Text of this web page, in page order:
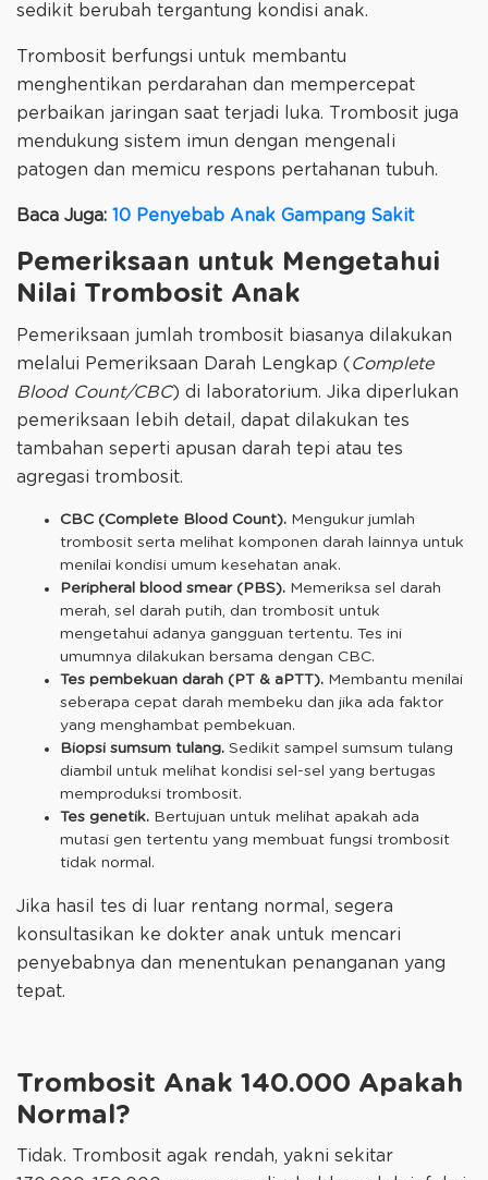
sedikit berubah tergantung kondisi anak.
Trombosit berfungsi untuk membantu
menghentikan perdarahan dan mempercepat
perbaikan jaringan saat terjadi luka. Trombosit juga
mendukung sistem imun dengan mengenali
patogen dan memicu respons pertahanan tubuh.
Baca Juga: 10 Penyebab Anak Gampang Sakit
Pemeriksaan untuk Mengetahui
Nilai Trombosit Anak
Pemeriksaan jumlah trombosit biasanya dilakukan
melalui Pemeriksaan Darah Lengkap (Complete
Blood Count/CBC) di laboratorium. Jika diperlukan
pemeriksaan lebih detail, dapat dilakukan tes
tambahan seperti apusan darah tepi atau tes
agregasi trombosit.
CBC (Complete Blood Count). Mengukur jumlah
trombosit serta melihat komponen darah lainnya untuk
menilai kondisi umum kesehatan anak.
Peripheral blood smear (PBS). Memeriksa sel darah
merah, sel darah putih, dan trombosit untuk
mengetahui adanya gangguan tertentu. Tes ini
umumnya dilakukan bersama dengan CBC.
Tes pembekuan darah (PT & aPTT). Membantu menilai
seberapa cepat darah membeku dan jika ada faktor
yang menghambat pembekuan.
Biopsi sumsum tulang. Sedikit sampel sumsum tulang
diambil untuk melihat kondisi sel-sel yang bertugas
memproduksi trombosit.
Tes genetik. Bertujuan untuk melihat apakah ada
mutasi gen tertentu yang membuat fungsi trombosit
tidak normal.
Jika hasil tes di luar rentang normal, segera
konsultasikan ke dokter anak untuk mencari
penyebabnya dan menentukan penanganan yang
tepat.
Trombosit Anak 140.000 Apakah
Normal?
Tidak. Trombosit agak rendah, yakni sekitar